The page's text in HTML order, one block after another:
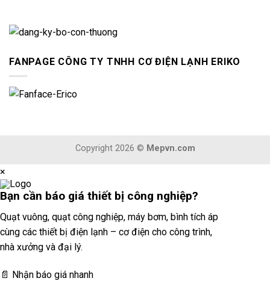
FANPAGE CÔNG TY TNHH CƠ ĐIỆN LẠNH ERIKO
Copyright 2026 © Mepvn.com
×
Bạn cần báo giá thiết bị công nghiệp?
Quạt vuông, quạt công nghiệp, máy bơm, bình tích áp
cùng các thiết bị điện lạnh – cơ điện cho công trình,
nhà xưởng và đại lý.
📄 Nhận báo giá nhanh